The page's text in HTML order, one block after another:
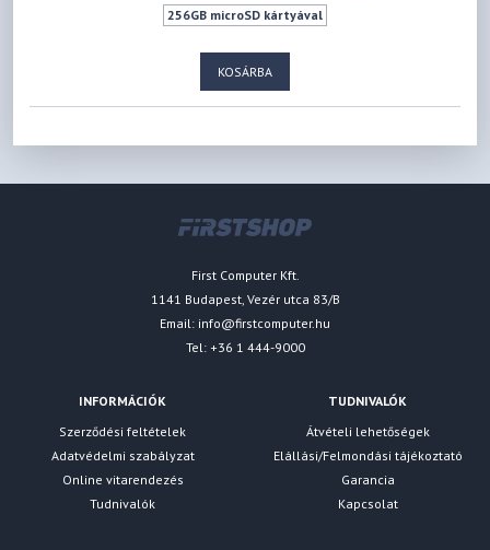
256GB microSD kártyával
KOSÁRBA
First Computer Kft.
1141 Budapest, Vezér utca 83/B
Email: info@firstcomputer.hu
Tel: +36 1 444-9000
INFORMÁCIÓK
Szerződési feltételek
Adatvédelmi szabályzat
Online vitarendezés
Tudnivalók
TUDNIVALÓK
Átvételi lehetőségek
Elállási/Felmondási tájékoztató
Garancia
Kapcsolat